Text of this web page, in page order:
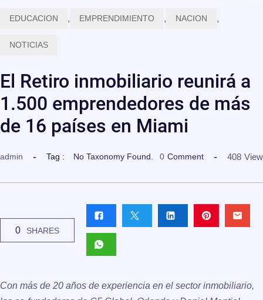
EDUCACION , EMPRENDIMIENTO , NACION ,
NOTICIAS
El Retiro inmobiliario reunirá a
1.500 emprendedores de más
de 16 países en Miami
admin Tag : No Taxonomy Found. 0 Comment 408 View
0 SHARES
Con más de 20 años de experiencia en el sector inmobiliario,